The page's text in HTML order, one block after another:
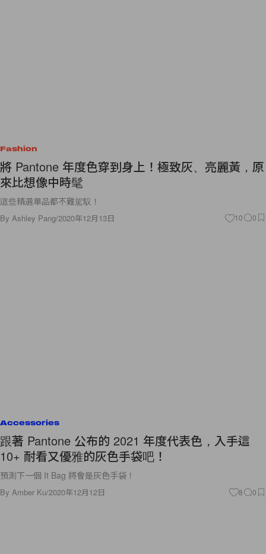
Fashion
將 Pantone 年度色穿到身上！極致灰、亮麗黃，原
來比想像中時髦
這些精選單品都不難駕馭！
By Ashley Pang/2020年12月13日 10 0
Accessories
跟著 Pantone 公布的 2021 年度代表色，入手這
10+ 耐看又優雅的灰色手袋吧！
預測下一個 It Bag 將會是灰色手袋！
By Amber Ku/2020年12月12日 8 0